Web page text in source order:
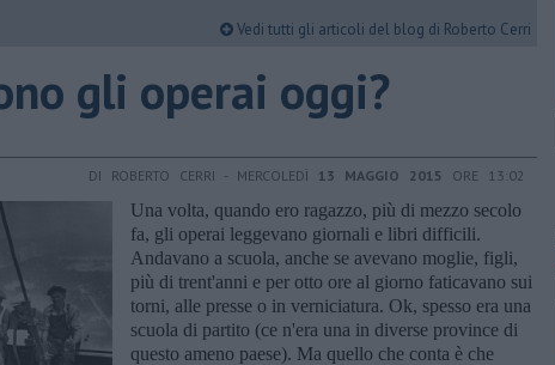
Vedi tutti gli articoli del blog di Roberto Cerri
gli operai oggi?
DI ROBERTO CERRI - MERCOLEDÌ 13 MAGGIO 2015 ORE 13:02
Una volta, quando ero ragazzo, più di mezzo secolo
fa, gli operai leggevano giornali e libri difficili.
Andavano a scuola, anche se avevano moglie, figli,
più di trent'anni e per otto ore al giorno faticavano sui
torni, alle presse o in verniciatura. Ok, spesso era una
scuola di partito (ce n'era una in diverse province di
questo ameno paese). Ma quello che conta è che